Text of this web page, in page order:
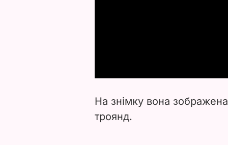
На знімку вона
троянд.